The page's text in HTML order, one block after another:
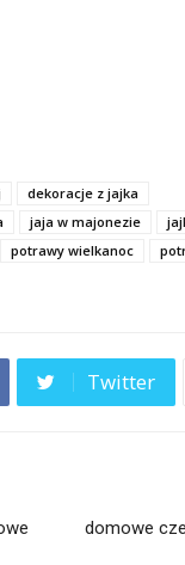
dekoracje z jajka
jaja w majonezie
potrawy wielkanoc
Twitter
domowe